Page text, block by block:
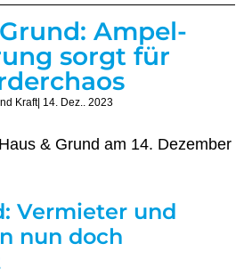
Ampel-
sorgt für
Kraft| 14. Dez.. 2023
& Grund am 14. Dezember
Vermieter und
nun doch